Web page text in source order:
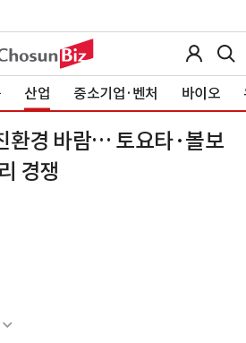
산업 중소기업·벤처 바이오
환경 바람… 토요타·볼보
경쟁